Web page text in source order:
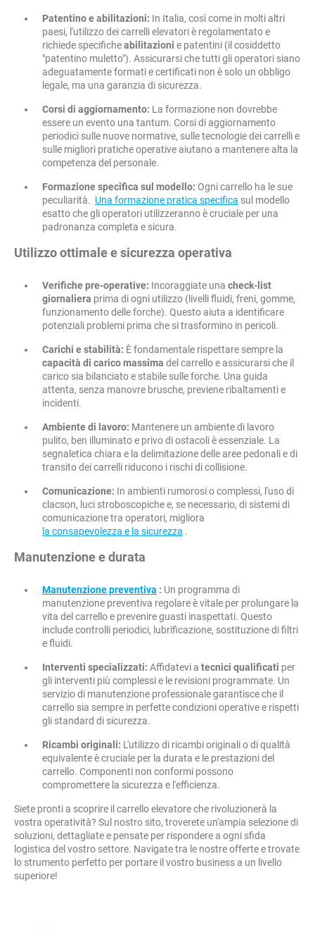
Patentino e abilitazioni: In Italia, così come in molti altri
paesi, l'utilizzo dei carrelli elevatori è regolamentato e
richiede specificheabilitazioni e patentini (il cosiddetto
"patentino muletto"). Assicurarsi che tutti gli operatori siano
adeguatamente formati e certificati non è solo un obbligo
legale, ma una garanzia di sicurezza.
Corsi di aggiornamento: La formazione non dovrebbe
essere un evento una tantum. Corsi di aggiornamento
periodici sulle nuove normative, sulle tecnologie dei carrelli e
sulle migliori pratiche operative aiutano a mantenere alta la
competenza del personale.
Formazione specifica sul modello: Ogni carrello ha le sue
peculiarità. Una formazione pratica specifica sul modello
esatto che gli operatori utilizzeranno è cruciale per una
padronanza completa e sicura.
Utilizzo ottimale e sicurezza operativa
Verifiche pre-operative: Incoraggiate una check-list
giornaliera prima di ogni utilizzo (livelli fluidi, freni, gomme,
funzionamento delle forche). Questo aiuta a identificare
potenziali problemi prima che si trasformino in pericoli.
Carichi e stabilità: È fondamentale rispettare sempre la
capacità di carico massima del carrello e assicurarsi che il
carico sia bilanciato e stabile sulle forche. Una guida
attenta, senza manovre brusche, previene ribaltamenti e
incidenti.
Ambiente di lavoro: Mantenere un ambiente di lavoro
pulito, ben illuminato e privo di ostacoli è essenziale. La
segnaletica chiara e la delimitazione delle aree pedonali e di
transito dei carrelli riducono i rischi di collisione.
Comunicazione: In ambienti rumorosi o complessi, l'uso di
clacson, luci stroboscopiche e, se necessario, di sistemi di
comunicazione tra operatori, migliora
la consapevolezza e la sicurezza .
Manutenzione e durata
Manutenzione preventiva : Un programma di
manutenzione preventiva regolare è vitale per prolungare la
vita del carrello e prevenire guasti inaspettati. Questo
include controlli periodici, lubrificazione, sostituzione di filtri
e fluidi.
Interventi specializzati: Affidatevi a tecnici qualificati per
gli interventi più complessi e le revisioni programmate. Un
servizio di manutenzione professionale garantisce che il
carrello sia sempre in perfette condizioni operative e rispetti
gli standard di sicurezza.
Ricambi originali: L'utilizzo di ricambi originali o di qualità
equivalente è cruciale per la durata e le prestazioni del
carrello. Componenti non conformi possono
compromettere la sicurezza e l'efficienza.
Siete pronti a scoprire il carrello elevatore che rivoluzionerà la
vostra operatività? Sul nostro sito, troverete un'ampia selezione di
soluzioni, dettagliate e pensate per rispondere a ogni sfida
logistica del vostro settore. Navigate tra le nostre offerte e trovate
lo strumento perfetto per portare il vostro business a un livello
superiore!